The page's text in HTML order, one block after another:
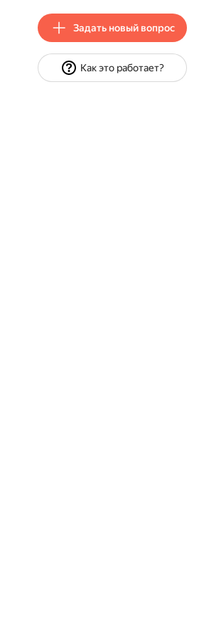
Задать новый вопрос
Как это работает?